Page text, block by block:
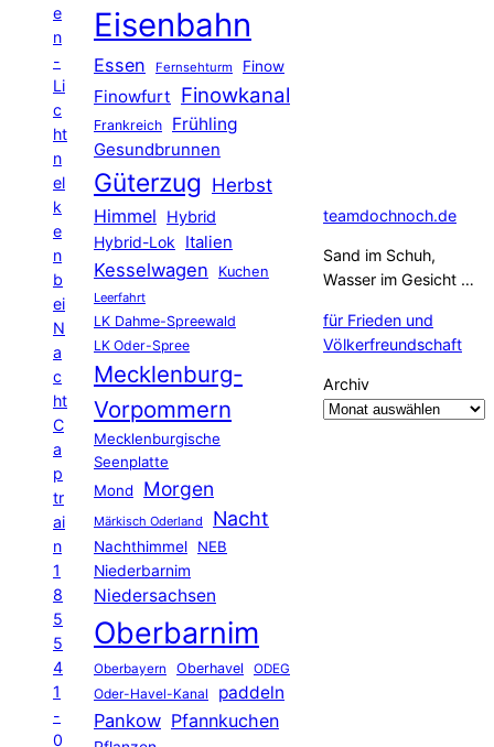
e
n
-
Li
c
ht
n
el
k
e
n
b
ei
N
a
c
ht
C
a
p
tr
ai
n
1
8
5
5
4
1
-
0
Eisenbahn
Essen Fernsehturm Finow
Finowfurt Finowkanal
Frankreich Frühling
Gesundbrunnen
Güterzug Herbst
Himmel
Hybrid
Hybrid-Lok Italien
Kesselwagen Kuchen
Leerfahrt
LK Dahme-Spreewald
LK Oder-Spree
Mecklenburg-
Vorpommern
Mecklenburgische
Seenplatte
Mond
Morgen
Märkisch Oderland Nacht
Nachthimmel
NEB
Niederbarnim
Niedersachsen
Oberbarnim
Oberbayern Oberhavel ODEG
Oder-Havel-Kanal paddeln
Pankow Pfannkuchen
teamdochnoch.de
Sand im Schuh,
Wasser im Gesicht …
für Frieden und
Völkerfreundschaft
Archiv